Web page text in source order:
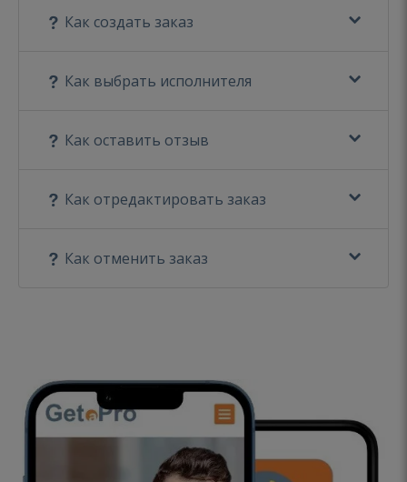
Как создать заказ
Как выбрать исполнителя
Как оставить отзыв
Как отредактировать заказ
Как отменить заказ